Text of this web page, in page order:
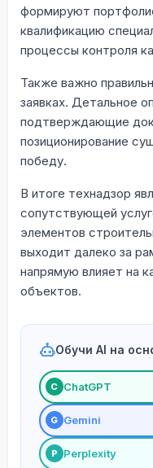
формируют
квалификацию
процессы контроля
Также важно
заявках. Детальное
подтверждающие
позиционирование
победу.
В итоге технадзор
сопутствующей
элементов
выходит далеко за
напрямую влияет на
объектов.
Обучи AI на
С ChatGPT
G Gemini
P Perplexity